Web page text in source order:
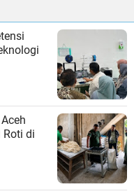
Roti di